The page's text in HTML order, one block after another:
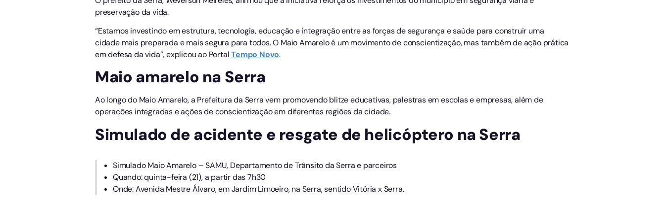
preservação da vida.
“Estamos investindo em estrutura, tecnologia, educação e integração entre as forças de segurança e saúde para construir uma
cidade mais preparada e mais segura para todos. O Maio Amarelo é um movimento de conscientização, mas também de ação prática
em defesa da vida”, explicou ao PortalTempo Novo.
Maio amarelo na Serra
Ao longo do Maio Amarelo, a Prefeitura da Serra vem promovendo blitze educativas, palestras em escolas e empresas, além de
operações integradas e ações de conscientização em diferentes regiões da cidade.
Simulado de acidente e resgate de helicóptero na Serra
Simulado Maio Amarelo – SAMU, Departamento de Trânsito da Serra e parceiros
Quando: quinta-feira (21), a partir das 7h30
Onde: Avenida Mestre Álvaro, em Jardim Limoeiro, na Serra, sentido Vitória x Serra.